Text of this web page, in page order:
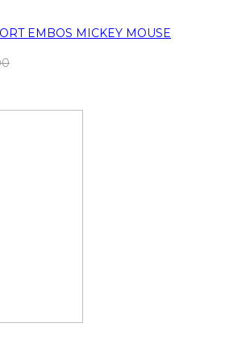
EMBOS MICKEY MOUSE